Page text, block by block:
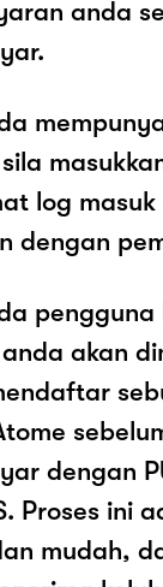
anda
log
dengan
pengguna
akan
dengan
Proses ini
mudah,